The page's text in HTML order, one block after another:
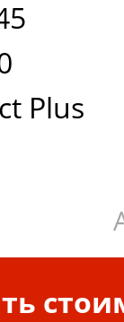
Plus